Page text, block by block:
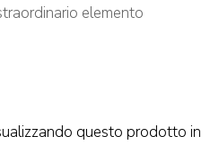
elemento
questo prodotto in